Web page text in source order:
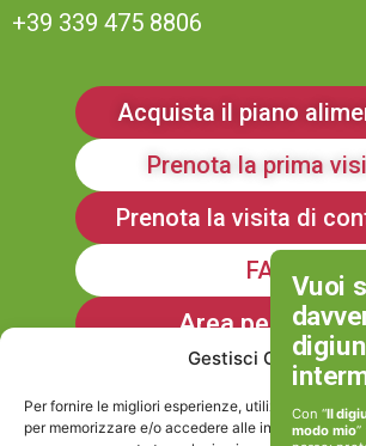
Gestisci Consenso
Per fornire le migliori esperienze, utilizziamo
per memorizzare e/o accedere alle informazioni
+39 339 475 8806
Acquista il piano
Prenota la prima
Prenota la visita di
FAQ
Area personale
Iscriviti alla
Con “Il
modo mio